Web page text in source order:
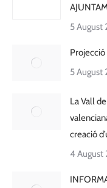
5 August
Projecció
5 August
La Vall
creació
4 August